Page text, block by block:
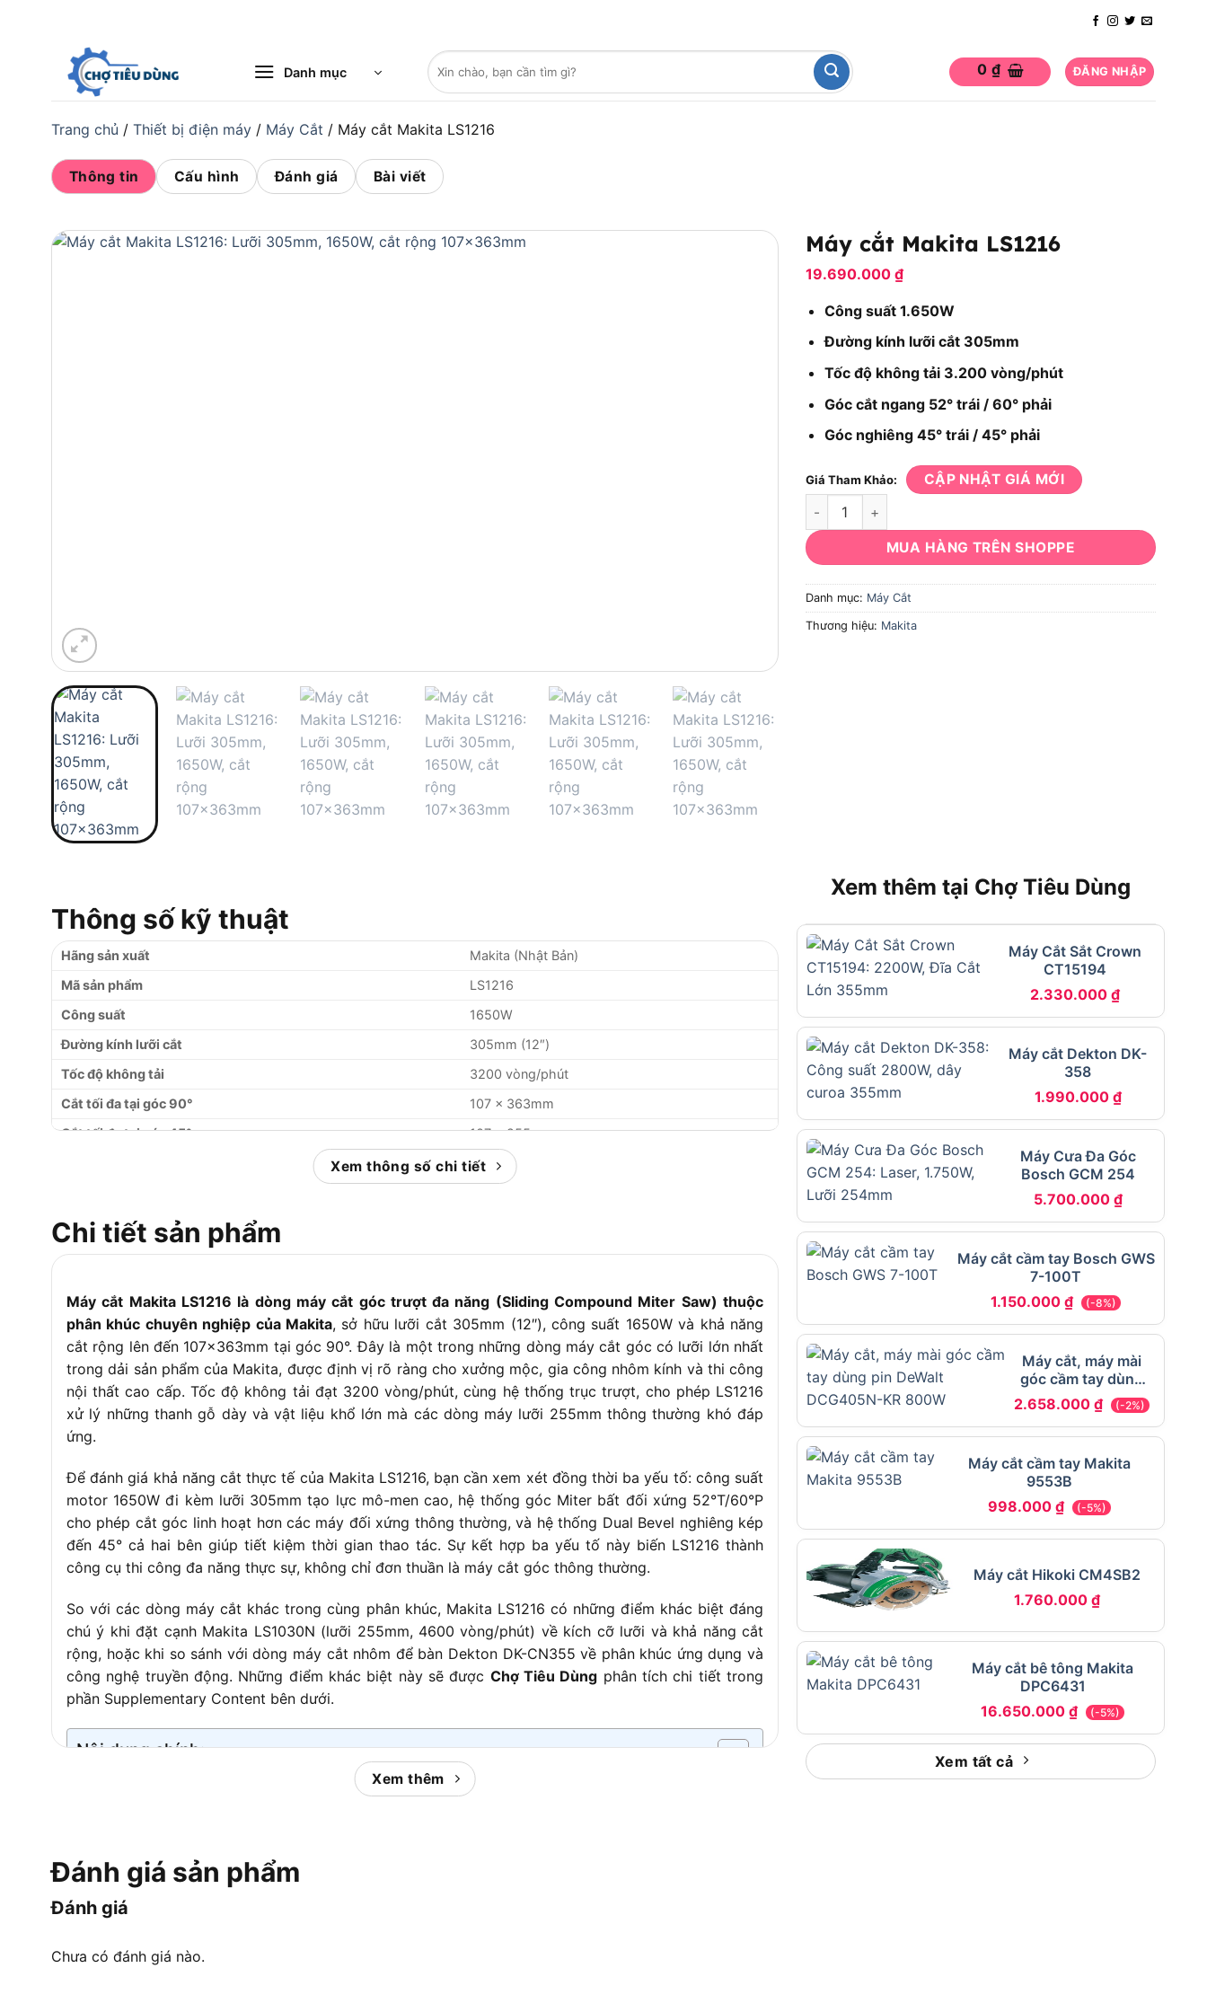
Danh mục
Tìm
kiếm:
0 ₫ ĐĂNG NHẬP
Trang chủ / Thiết bị điện máy / Máy Cắt / Máy cắt Makita LS1216
Thông tin Cấu hình Đánh giá Bài viết
Máy cắt Makita LS1216
19.690.000 ₫
Công suất 1.650W
Đường kính lưỡi cắt 305mm
Tốc độ không tải 3.200 vòng/phút
Góc cắt ngang 52° trái / 60° phải
Góc nghiêng 45° trái / 45° phải
Giá Tham Khảo: CẬP NHẬT GIÁ MỚI
Máy cắt Makita LS1216 số lượng
MUA HÀNG TRÊN SHOPPE
Danh mục: Máy Cắt
Thương hiệu: Makita
Thông số kỹ thuật
Hãng sản xuất
Makita (Nhật Bản)
Mã sản phẩm
LS1216
Công suất
1650W
Đường kính lưỡi cắt
305mm (12″)
Tốc độ không tải
3200 vòng/phút
Cắt tối đa tại góc 90°
107 x 363mm
Cắt tối đa tại góc 45°
107 x 255mm
52° Trái / 60° Phải
Kích thước (D x R x C)
Trọng lượng tịnh
26.6kg
Xem thông số chi tiết
Chi tiết sản phẩm
Máy cắt Makita LS1216 là dòng máy cắt góc trượt đa năng (Sliding Compound Miter Saw) thuộc
phân khúc chuyên nghiệp của Makita, sở hữu lưỡi cắt 305mm (12″), công suất 1650W và khả năng
cắt rộng lên đến 107x363mm tại góc 90°. Đây là một trong những dòng máy cắt góc có lưỡi lớn nhất
trong dải sản phẩm của Makita, được định vị rõ ràng cho xưởng mộc, gia công nhôm kính và thi công
nội thất cao cấp. Tốc độ không tải đạt 3200 vòng/phút, cùng hệ thống trục trượt, cho phép LS1216
xử lý những thanh gỗ dày và vật liệu khổ lớn mà các dòng máy lưỡi 255mm thông thường khó đáp
ứng.
Để đánh giá khả năng cắt thực tế của Makita LS1216, bạn cần xem xét đồng thời ba yếu tố: công suất
motor 1650W đi kèm lưỡi 305mm tạo lực mô-men cao, hệ thống góc Miter bất đối xứng 52°T/60°P
cho phép cắt góc linh hoạt hơn các máy đối xứng thông thường, và hệ thống Dual Bevel nghiêng kép
đến 45° cả hai bên giúp tiết kiệm thời gian thao tác. Sự kết hợp ba yếu tố này biến LS1216 thành
công cụ thi công đa năng thực sự, không chỉ đơn thuần là máy cắt góc thông thường.
So với các dòng máy cắt khác trong cùng phân khúc, Makita LS1216 có những điểm khác biệt đáng
chú ý khi đặt cạnh Makita LS1030N (lưỡi 255mm, 4600 vòng/phút) về kích cỡ lưỡi và khả năng cắt
rộng, hoặc khi so sánh với dòng máy cắt nhôm để bàn Dekton DK-CN355 về phân khúc ứng dụng và
công nghệ truyền động. Những điểm khác biệt này sẽ được Chợ Tiêu Dùng phân tích chi tiết trong
phần Supplementary Content bên dưới.
Nội dung chính:
Makita Nhật Bản, sử dụng lưỡi cắt 305mm (12″), công suất 1650W, hỗ trợ nghiêng kép Dual Bevel và
được định vị cho các ứng dụng chuyên nghiệp trong xưởng mộc, gia công nhôm kính, thi công nội
thất cao cấp.
Để hiểu rõ hơn về LS1216, cần phân tích từng yếu tố cấu thành nên giá trị của dòng máy này.
Xem thêm
Đánh giá sản phẩm
Đánh giá
Chưa có đánh giá nào.
Xem thêm tại Chợ Tiêu Dùng
Máy Cắt Sắt Crown
CT15194
2.330.000₫
Máy cắt Dekton DK-
358
1.990.000 ₫
Máy Cưa Đa Góc
Bosch GCM 254
5.700.000 ₫
Máy cắt cầm tay Bosch GWS
7-100T
1.150.000₫ (-8%)
Máy cắt, máy mài
góc cầm tay dùng
pin DeWalt
DCG405N-KR 800W
2.658.000₫ (-2%)
Máy cắt cầm tay Makita
9553B
998.000₫ (-5%)
Máy cắt Hikoki CM4SB2
1.760.000 ₫
Máy cắt bê tông Makita
DPC6431
16.650.000₫ (-5%)
Xem tất cả